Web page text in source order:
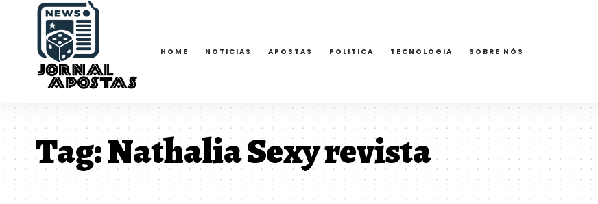
HOME NOTICIAS APOSTAS POLITICA TECNOLOGIA SOBRE NÓS
Tag:Nathalia Sexy revista